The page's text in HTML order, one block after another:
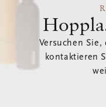
Versuchen
kontaktieren